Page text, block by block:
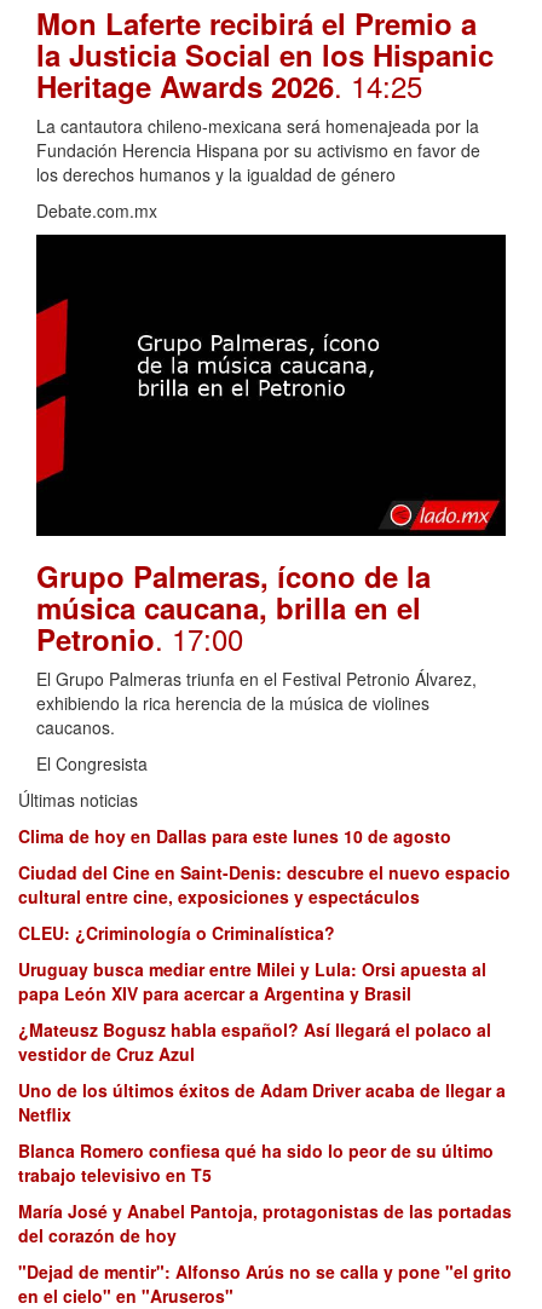
Mon Laferte recibirá el Premio a
la Justicia Social en los Hispanic
Heritage Awards 2026. 14:25
La cantautora chileno-mexicana será homenajeada por la
Fundación Herencia Hispana por su activismo en favor de
los derechos humanos y la igualdad de género
Debate.com.mx
Grupo Palmeras, ícono de la
música caucana, brilla en el
Petronio. 17:00
El Grupo Palmeras triunfa en el Festival Petronio Álvarez,
exhibiendo la rica herencia de la música de violines
caucanos.
El Congresista
Últimas noticias
Clima de hoy en Dallas para este lunes 10 de agosto
Ciudad del Cine en Saint-Denis: descubre el nuevo espacio
cultural entre cine, exposiciones y espectáculos
CLEU: ¿Criminología o Criminalística?
Uruguay busca mediar entre Milei y Lula: Orsi apuesta al
papa León XIV para acercar a Argentina y Brasil
¿Mateusz Bogusz habla español? Así llegará el polaco al
vestidor de Cruz Azul
Uno de los últimos éxitos de Adam Driver acaba de llegar a
Netflix
Blanca Romero confiesa qué ha sido lo peor de su último
trabajo televisivo en T5
María José y Anabel Pantoja, protagonistas de las portadas
del corazón de hoy
"Dejad de mentir": Alfonso Arús no se calla y pone "el grito
en el cielo" en "Aruseros"